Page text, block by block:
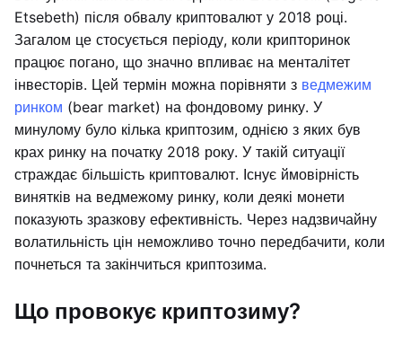
Etsebeth) після обвалу криптовалют у 2018 році.
Загалом це стосується періоду, коли крипторинок
працює погано, що значно впливає на менталітет
інвесторів. Цей термін можна порівняти з ведмежим
ринком (bear market) на фондовому ринку. У
минулому було кілька криптозим, однією з яких був
крах ринку на початку 2018 року. У такій ситуації
страждає більшість криптовалют. Існує ймовірність
винятків на ведмежому ринку, коли деякі монети
показують зразкову ефективність. Через надзвичайну
волатильність цін неможливо точно передбачити, коли
почнеться та закінчиться криптозима.
Що провокує криптозиму?